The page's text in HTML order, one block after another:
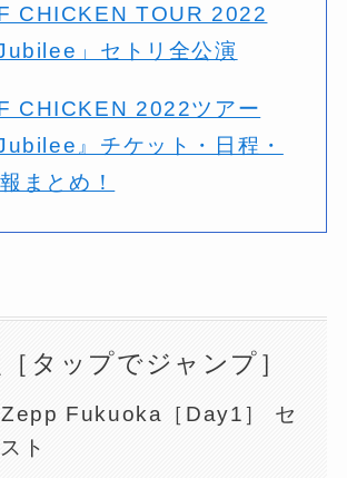
CHICKEN TOUR 2022
」セトリ全公演
CHICKEN 2022ツアー
』チケット・日程・
まとめ！
［タップでジャンプ］
Fukuoka［Day1］ セ
ト